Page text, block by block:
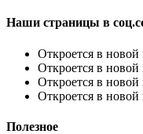
Наши страницы в
Откроется в новой
Откроется в новой
Откроется в новой
Откроется в новой
Полезное